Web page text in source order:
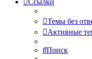
Темы без
Активные
Поиск